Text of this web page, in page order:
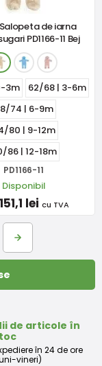
de iarna
PD1166-11 Bej
3m
62/68 | 3-6m
74 | 6-9m
80 | 9-12m
86 | 12-18m
PD1166-11
Disponibil
lei cu TVA
de articole în
în 24 de ore
vineri)